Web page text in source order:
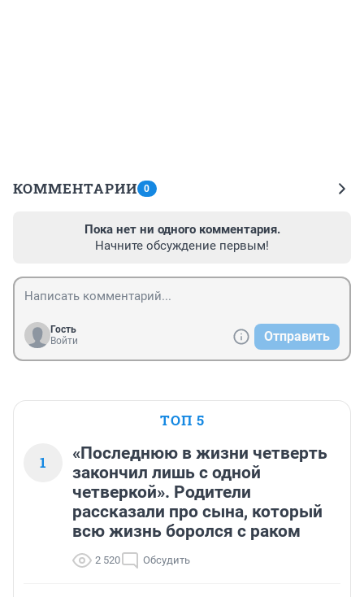
КОММЕНТАРИИ 0
Пока нет ни одного комментария.
Начните обсуждение первым!
Гость
Войти
Отправить
ТОП 5
1
«Последнюю в жизни четверть
закончил лишь с одной
четверкой». Родители
рассказали про сына, который
всю жизнь боролся с раком
2 520 Обсудить